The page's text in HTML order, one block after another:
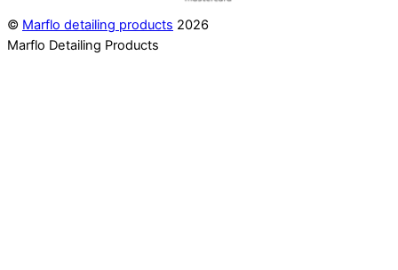
© Marflo detailing products 2026
Marflo Detailing Products